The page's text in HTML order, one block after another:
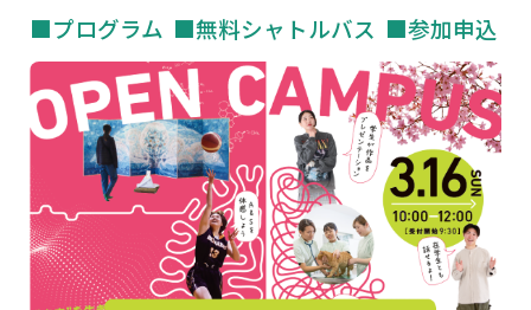
■プログラム ■無料シャトルバス ■参加申込